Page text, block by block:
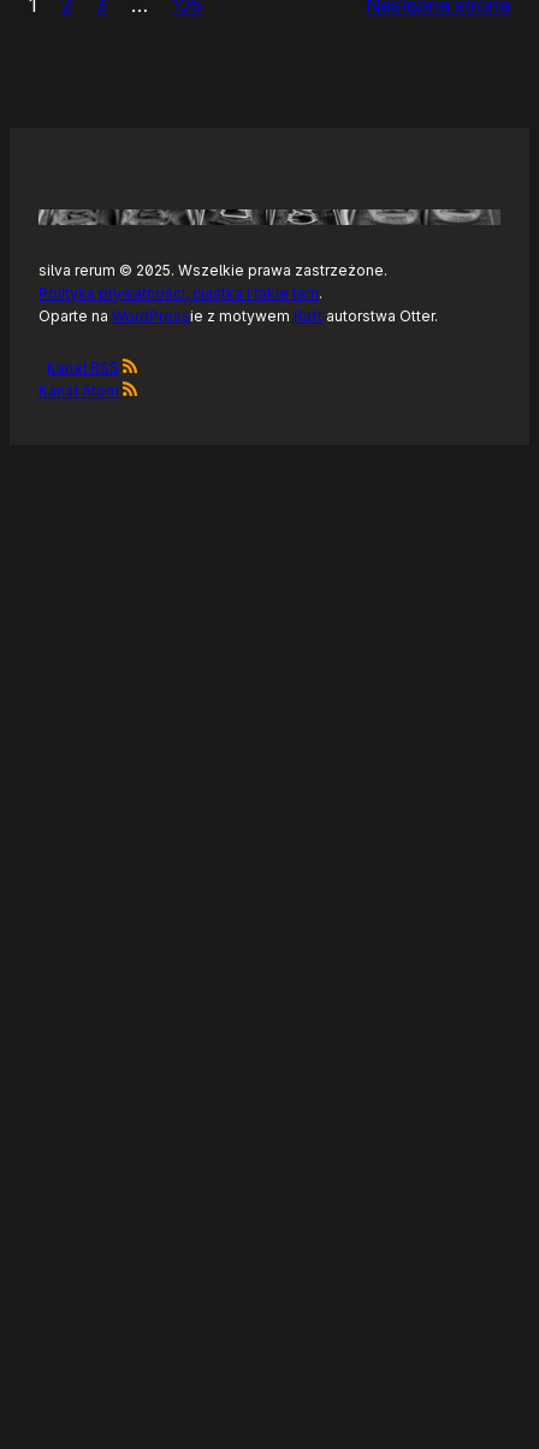
–
Linuksa
silva rerum © 2025. Wszelkie prawa zastrzeżone.
Polityka prywatności, ciastka i takie tam.
Oparte na WordPressie z motywem Raft autorstwa Otter.
Kanał RSS
Kanał Atom